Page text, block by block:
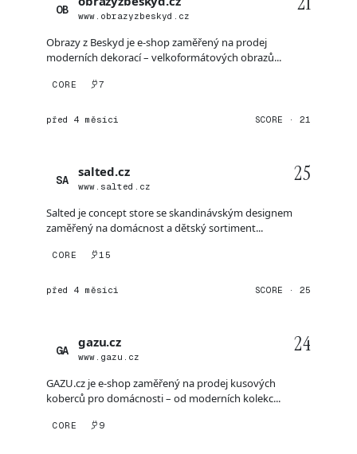
OB www.obrazyzbeskyd.cz
Obrazy z Beskyd je e-shop zaměřený na prodej
moderních dekorací – velkoformátových obrazů...
CORE 7
před 4 měsíci SCORE · 21
SA
salted.cz
www.salted.cz
25
Salted je concept store se skandinávským designem
zaměřený na domácnost a dětský sortiment...
CORE 15
před 4 měsíci SCORE · 25
GA
gazu.cz
www.gazu.cz
24
GAZU.cz je e-shop zaměřený na prodej kusových
koberců pro domácnosti – od moderních kolekc...
CORE 9